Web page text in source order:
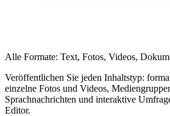
Alle Formate: Text, Fotos, Videos,
Veröffentlichen Sie jeden Inhaltstyp:
einzelne Fotos und Videos,
Sprachnachrichten und interaktive
Editor.